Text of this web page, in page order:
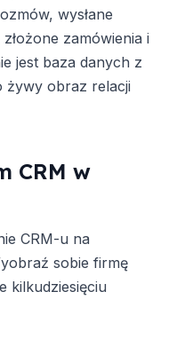
wysłane
zamówienia i
jest baza danych z
żywy obraz relacji
CRM w
CRM-u na
sobie firmę
kilkudziesięciu